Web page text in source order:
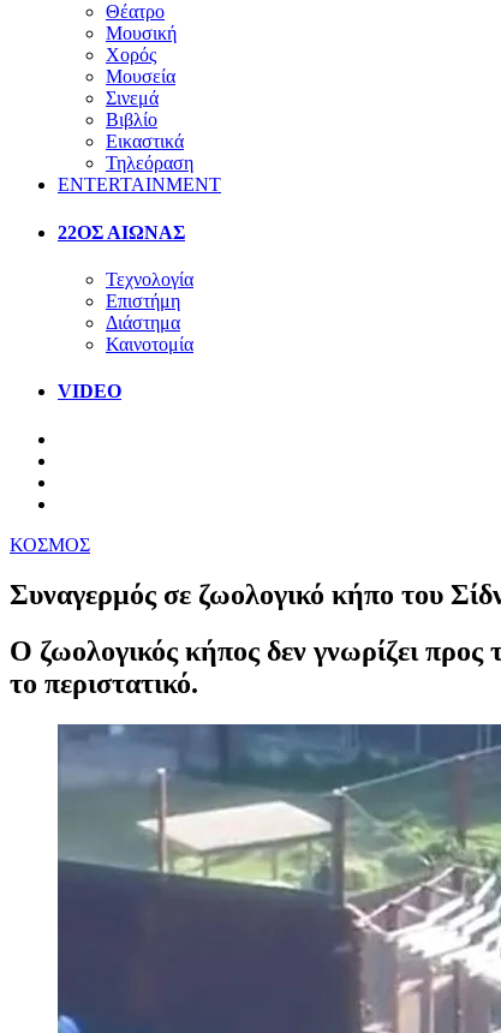
Θέατρο
Μουσική
Χορός
Μουσεία
Σινεμά
Βιβλίο
Εικαστικά
Τηλεόραση
ENTERTAINMENT
22ΟΣ ΑΙΩΝΑΣ
Τεχνολογία
Επιστήμη
Διάστημα
Καινοτομία
VIDEO
ΚΟΣΜΟΣ
Συναγερμός σε ζωολογικό κήπο του
Ο ζωολογικός κήπος δεν γνωρίζει προς
το περιστατικό.